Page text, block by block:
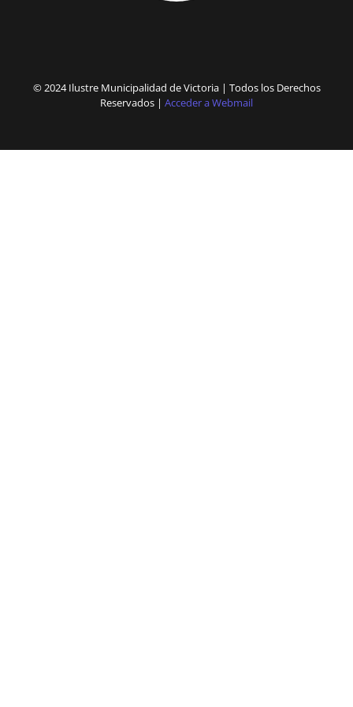
© 2024 Ilustre Municipalidad de Victoria | Todos los Derechos
Reservados | Acceder a Webmail